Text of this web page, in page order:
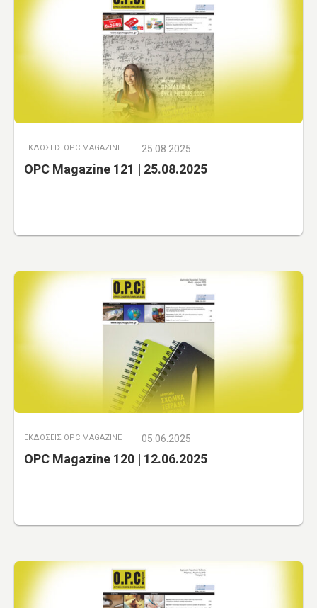
ΕΚΔΟΣΕΙΣ OPC MAGAZINE 25.08.2025
OPC Magazine 121 | 25.08.2025
ΕΚΔΟΣΕΙΣ OPC MAGAZINE 05.06.2025
OPC Magazine 120 | 12.06.2025